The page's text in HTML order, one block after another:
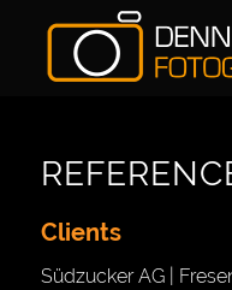
Clients
Südzucker AG |